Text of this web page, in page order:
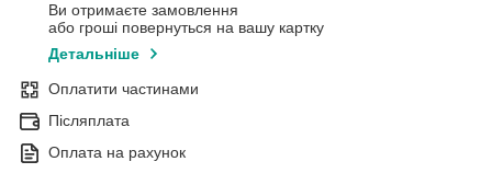
Ви отримаєте замовлення
або гроші повернуться на вашу картку
Детальніше
Оплатити частинами
Післяплата
Оплата на рахунок